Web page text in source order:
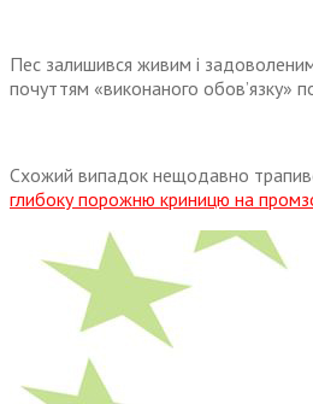
Пес залишився живим і
почуттям «виконаного обов’язку»
Схожий випадок нещодавно
глибоку порожню криницю на